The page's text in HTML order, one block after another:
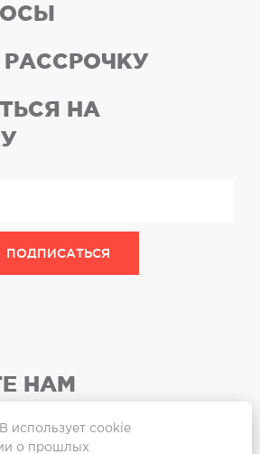
РАССРОЧКУ
НА
НАМ
использует cookie
о прошлых